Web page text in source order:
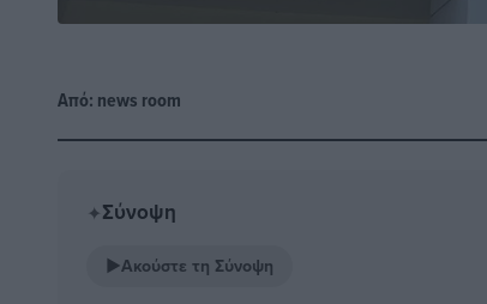
Από: news room
✦Σύνοψη
▶Ακούστε τη Σύνοψη